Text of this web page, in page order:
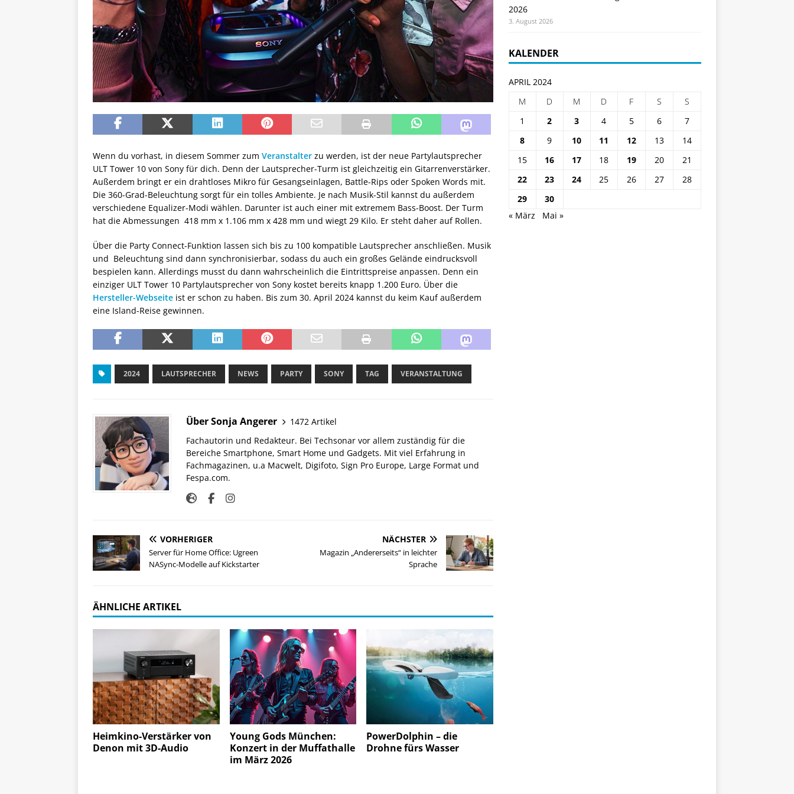
Wenn du vorhast, in diesem Sommer zum Veranstalter zu werden, ist der neue Partylautsprecher
ULT Tower 10 von Sony für dich. Denn der Lautsprecher-Turm ist gleichzeitig ein Gitarrenverstärker.
Außerdem bringt er ein drahtloses Mikro für Gesangseinlagen, Battle-Rips oder Spoken Words mit.
Die 360-Grad-Beleuchtung sorgt für ein tolles Ambiente. Je nach Musik-Stil kannst du außerdem
verschiedene Equalizer-Modi wählen. Darunter ist auch einer mit extremem Bass-Boost. Der Turm
hat die Abmessungen 418 mm x 1.106 mm x 428 mm und wiegt 29 Kilo. Er steht daher auf Rollen.
Über die Party Connect-Funktion lassen sich bis zu 100 kompatible Lautsprecher anschließen. Musik
und Beleuchtung sind dann synchronisierbar, sodass du auch ein großes Gelände eindrucksvoll
bespielen kann. Allerdings musst du dann wahrscheinlich die Eintrittspreise anpassen. Denn ein
einziger ULT Tower 10 Partylautsprecher von Sony kostet bereits knapp 1.200 Euro. Über die
Hersteller-Webseite ist er schon zu haben. Bis zum 30. April 2024 kannst du keim Kauf außerdem
eine Island-Reise gewinnen.
2024 LAUTSPRECHER NEWS PARTY SONY TAG VERANSTALTUNG
Über Sonja Angerer
1472 Artikel
Fachautorin und Redakteur. Bei Techsonar vor allem zuständig für die
Bereiche Smartphone, Smart Home und Gadgets. Mit viel Erfahrung in
Fachmagazinen, u.a Macwelt, Digifoto, Sign Pro Europe, Large Format und
Fespa.com.
VORHERIGER
Server für Home Office: Ugreen
NASync-Modelle auf Kickstarter
NÄCHSTER
Magazin „Andererseits“ in leichter
Sprache
ÄHNLICHE ARTIKEL
Heimkino-Verstärker von
Denon mit 3D-Audio
Young Gods München:
Konzert in der Muffathalle
im März 2026
PowerDolphin – die
Drohne fürs Wasser
2026
3. August 2026
KALENDER
APRIL 2024
M
D M D F S
S
1
2 3 4 5 6
7
8
9 10 11 12 13
14
15
16 17 18 19 20
21
22
23 24 25 26 27
28
29
30
« März
Mai »